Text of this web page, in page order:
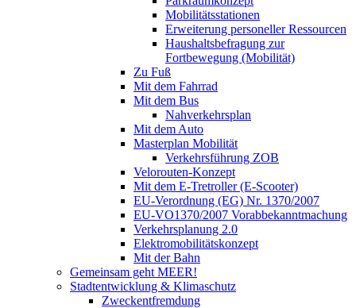
Mobilitätsstationen
Erweiterung personeller Ressourcen
Haushaltsbefragung zur
Fortbewegung (Mobilität)
Zu Fuß
Mit dem Fahrrad
Mit dem Bus
Nahverkehrsplan
Mit dem Auto
Masterplan Mobilität
Verkehrsführung ZOB
Velorouten-Konzept
Mit dem E-Tretroller (E-Scooter)
EU-Verordnung (EG) Nr. 1370/2007
EU-VO1370/2007 Vorabbekanntmachung
Verkehrsplanung 2.0
Elektromobilitätskonzept
Mit der Bahn
Gemeinsam geht MEER!
Stadtentwicklung & Klimaschutz
Zweckentfremdung